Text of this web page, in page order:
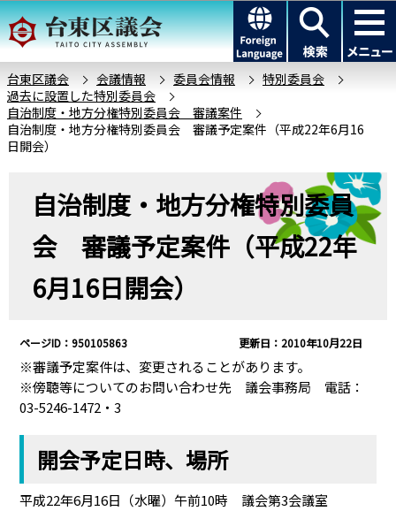
こ
の
ー
ジ
の
先
このページの本文へ移動
台東区議会 会議情報 委員会情報
特別委員会
過去に設置した特別委員会
自治制度・地方分権特別委員会 審議案件
自治制度・地方分権特別委員会 審議予定案件（平成22年6月16
日開会）
自治制度・地方分権特別委員
会 審議予定案件（平成22年
6月16日開会）
ページID：950105863 更新日：2010年10月22日
※審議予定案件は、変更されることがあります。
※傍聴等についてのお問い合わせ先 議会事務局 電話：
03-5246-1472・3
開会予定日時、場所
平成22年6月16日（水曜）午前10時 議会第3会議室